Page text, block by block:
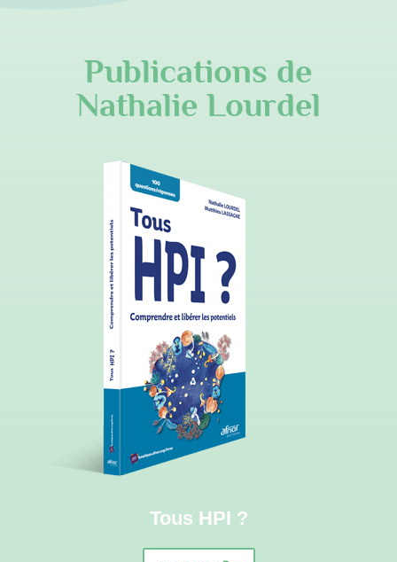
Publications de
Nathalie Lourdel
Tous HPI ?